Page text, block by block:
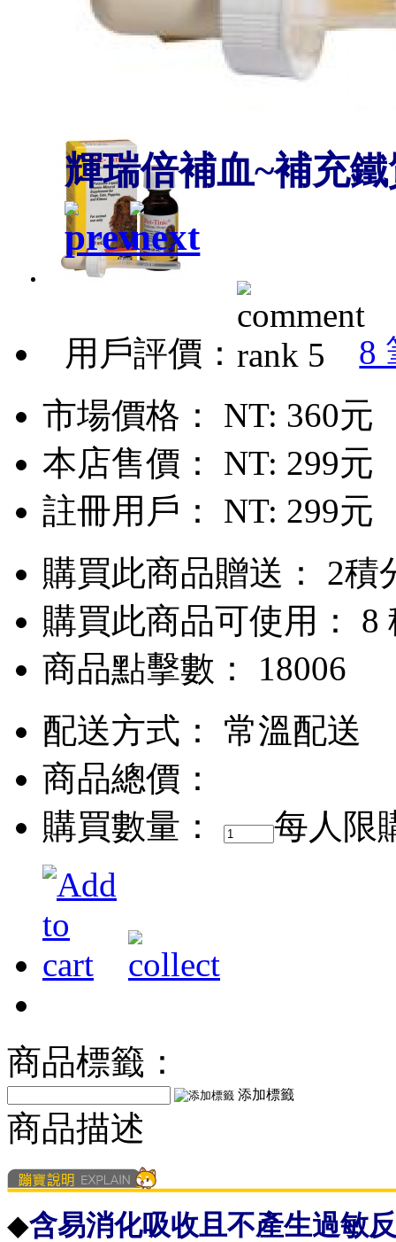
輝瑞倍補血~補充
用戶評價：
8
市場價格： NT: 360元
本店售價： NT: 299元
註冊用戶： NT: 299元
購買此商品贈送： 2積
購買此商品可使用： 8
商品點擊數： 18006
配送方式：
常溫配送
商品總價：
購買數量：
每人限
商品標籤：
添加標籤
商品描述
◆含易消化吸收且不產生過敏